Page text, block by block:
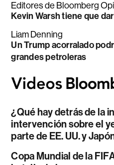
Editores de Bloomberg
Kevin Warsh tiene que
Liam Denning
Un Trump acorralado
grandes petroleras
¿Qué hay detrás de la
intervención sobre el
parte de EE. UU. y
Copa Mundial de la